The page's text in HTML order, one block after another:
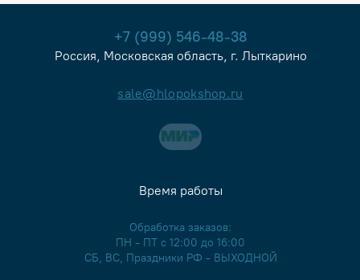
+7 (999) 546-48-38
Россия, Московская область, г. Лыткарино
sale@hlopokshop.ru
Время работы
Обработка заказов:
ПН - ПТ с 12:00 до 16:00
СБ, ВС, Праздники РФ - ВЫХОДНОЙ